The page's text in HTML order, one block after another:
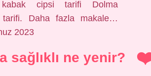
kabak cipsi tarifi Dolma
tarifi. Daha fazla makale…
2023
sağlıklı ne yenir?